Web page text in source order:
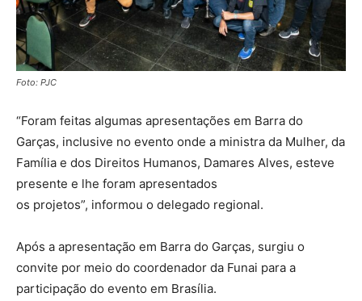
Foto: PJC
“Foram feitas algumas apresentações em Barra do
Garças, inclusive no evento onde a ministra da Mulher, da
Família e dos Direitos Humanos, Damares Alves, esteve
presente e lhe foram apresentados
os projetos”, informou o delegado regional.
Após a apresentação em Barra do Garças, surgiu o
convite por meio do coordenador da Funai para a
participação do evento em Brasília.